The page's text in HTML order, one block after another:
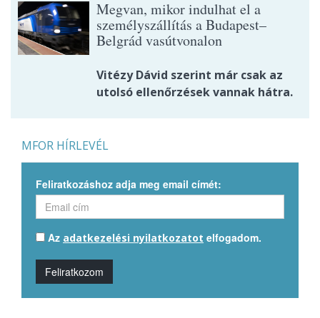
Megvan, mikor indulhat el a
személyszállítás a Budapest–
Belgrád vasútvonalon
Vitézy Dávid szerint már csak az
utolsó ellenőrzések vannak hátra.
MFOR HÍRLEVÉL
Feliratkozáshoz adja meg email címét:
Az adatkezelési nyilatkozatot elfogadom.
Feliratkozom